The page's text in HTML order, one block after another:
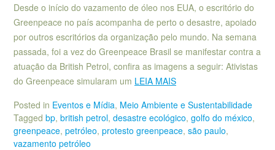
Desde o início do vazamento de óleo nos EUA, o escritório do
Greenpeace no país acompanha de perto o desastre, apoiado
por outros escritórios da organização pelo mundo. Na semana
passada, foi a vez do Greenpeace Brasil se manifestar contra a
atuação da British Petrol, confira as imagens a seguir: Ativistas
do Greenpeace simularam um LEIA MAIS
Posted in Eventos e Mídia, Meio Ambiente e Sustentabilidade
Tagged bp, british petrol, desastre ecológico, golfo do méxico,
greenpeace, petróleo, protesto greenpeace, são paulo,
vazamento petróleo